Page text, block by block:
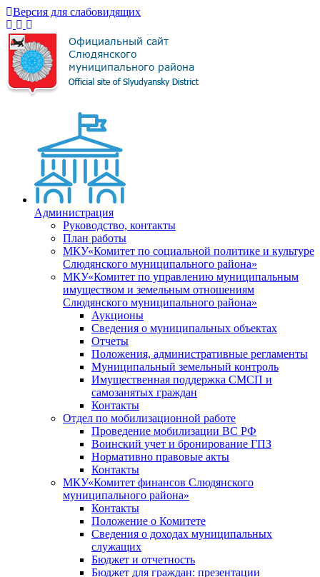
Версия для слабовидящих
Администрация
Руководство, контакты
План работы
МКУ«Комитет по социальной политике и культуре
Слюдянского муниципального района»
МКУ«Комитет по управлению муниципальным
имуществом и земельным отношениям
Слюдянского муниципального района»
Аукционы
Сведения о муниципальных объектах
Отчеты
Положения, административные регламенты
Муниципальный земельный контроль
Имущественная поддержка СМСП и
самозанятых граждан
Контакты
Отдел по мобилизационной работе
Проведение мобилизации ВС РФ
Воинский учет и бронирование ГПЗ
Нормативно правовые акты
Контакты
МКУ«Комитет финансов Слюдянского
муниципального района»
Контакты
Положение о Комитете
Сведения о доходах муниципальных
служащих
Бюджет и отчетность
Бюджет для граждан: презентации